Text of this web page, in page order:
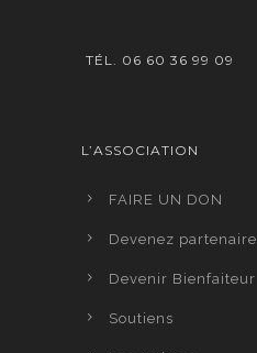
TÉL. 06 60 36 99 09
L’ASSOCIATION
FAIRE UN DON
Devenez partenaire
Devenir Bienfaiteur
Soutiens